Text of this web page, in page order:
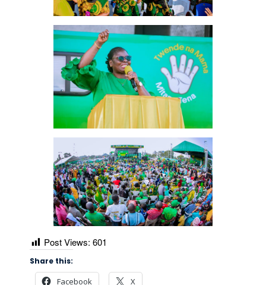
Post Views: 601
Share this:
Facebook X